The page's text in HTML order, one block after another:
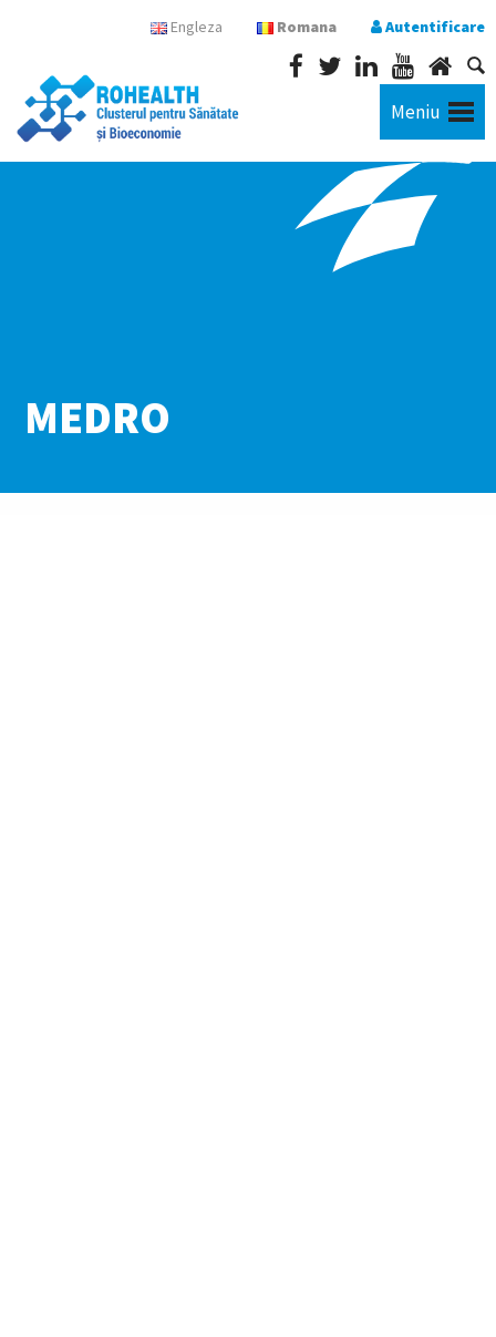
Engleza Romana Autentificare
Meniu
MEDRO